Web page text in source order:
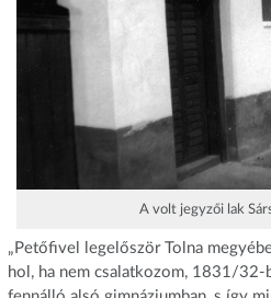
A volt jegyzői lak
„Petőfivel legelőször Tolna
hol, ha nem csalatkozom, 1831/